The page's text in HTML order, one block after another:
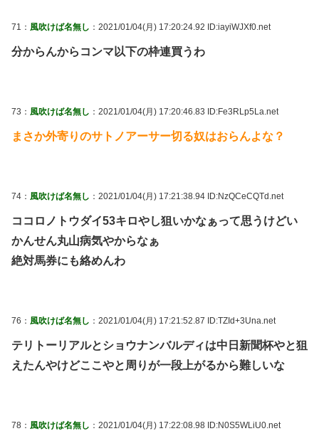
71： 風吹けば名無し ：2021/01/04(月) 17:20:24.92 ID:iayiWJXf0.net
分からんからコンマ以下の枠連買うわ
73： 風吹けば名無し ：2021/01/04(月) 17:20:46.83 ID:Fe3RLp5La.net
まさか外寄りのサトノアーサー切る奴はおらんよな？
74： 風吹けば名無し ：2021/01/04(月) 17:21:38.94 ID:NzQCeCQTd.net
ココロノトウダイ53キロやし狙いかなぁって思うけどい
かんせん丸山病気やからなぁ
絶対馬券にも絡めんわ
76： 風吹けば名無し ：2021/01/04(月) 17:21:52.87 ID:TZId+3Una.net
テリトーリアルとショウナンバルディは中日新聞杯やと狙
えたんやけどここやと周りが一段上がるから難しいな
78： 風吹けば名無し ：2021/01/04(月) 17:22:08.98 ID:N0S5WLiU0.net